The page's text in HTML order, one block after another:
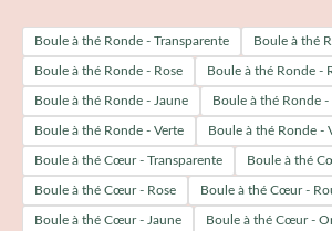
Boule à thé Ronde - Transparente Boule à thé
Boule à thé Ronde - Rose Boule à thé Ronde -
Boule à thé Ronde - Jaune Boule à thé Ronde -
Boule à thé Ronde - Verte Boule à thé Ronde -
Boule à thé Cœur - Transparente Boule à thé
Boule à thé Cœur - Rose Boule à thé Cœur -
Boule à thé Cœur - Jaune Boule à thé Cœur -